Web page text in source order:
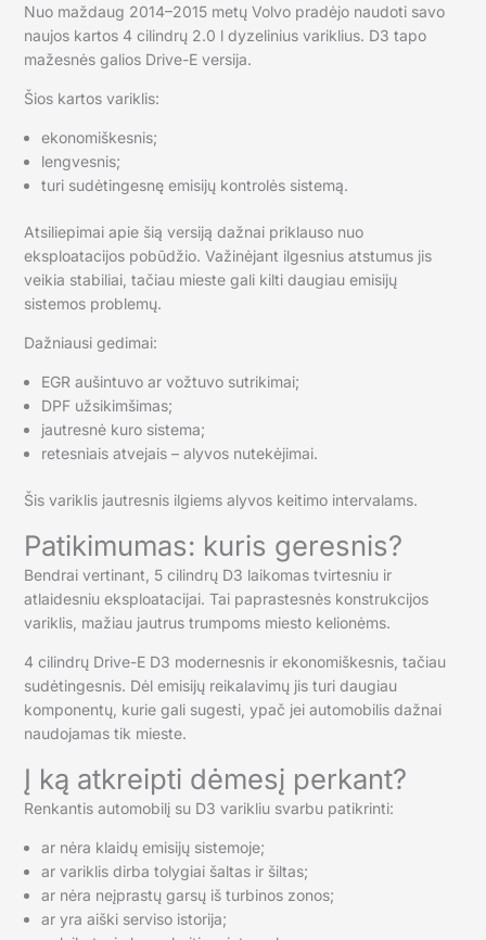
Nuo maždaug 2014–2015 metų Volvo pradėjo naudoti savo
naujos kartos 4 cilindrų 2.0 l dyzelinius variklius. D3 tapo
mažesnės galios Drive-E versija.
Šios kartos variklis:
ekonomiškesnis;
lengvesnis;
turi sudėtingesnę emisijų kontrolės sistemą.
Atsiliepimai apie šią versiją dažnai priklauso nuo
eksploatacijos pobūdžio. Važinėjant ilgesnius atstumus jis
veikia stabiliai, tačiau mieste gali kilti daugiau emisijų
sistemos problemų.
Dažniausi gedimai:
EGR aušintuvo ar vožtuvo sutrikimai;
DPF užsikimšimas;
jautresnė kuro sistema;
retesniais atvejais – alyvos nutekėjimai.
Šis variklis jautresnis ilgiems alyvos keitimo intervalams.
Patikimumas: kuris geresnis?
Bendrai vertinant, 5 cilindrų D3 laikomas tvirtesniu ir
atlaidesniu eksploatacijai. Tai paprastesnės konstrukcijos
variklis, mažiau jautrus trumpoms miesto kelionėms.
4 cilindrų Drive-E D3 modernesnis ir ekonomiškesnis, tačiau
sudėtingesnis. Dėl emisijų reikalavimų jis turi daugiau
komponentų, kurie gali sugesti, ypač jei automobilis dažnai
naudojamas tik mieste.
Į ką atkreipti dėmesį perkant?
Renkantis automobilį su D3 varikliu svarbu patikrinti:
ar nėra klaidų emisijų sistemoje;
ar variklis dirba tolygiai šaltas ir šiltas;
ar nėra neįprastų garsų iš turbinos zonos;
ar yra aiški serviso istorija;